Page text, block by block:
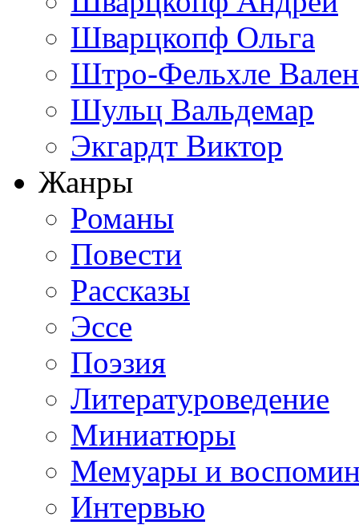
Шварцкопф Ольга
Штро-Фельхле
Шульц Вальдемар
Экгардт Виктор
Жанры
Романы
Повести
Рассказы
Эссе
Поэзия
Литературоведение
Миниатюры
Мемуары и
Интервью